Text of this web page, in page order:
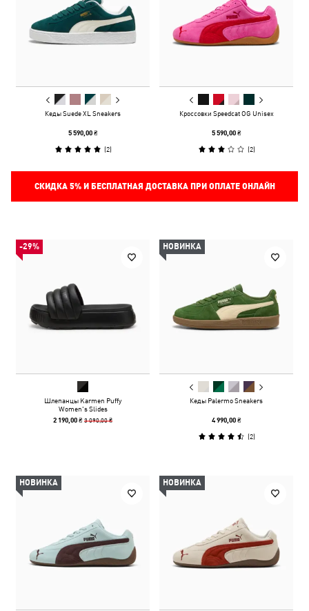
Кеды Suede XL Sneakers
5 590,00 ₴
(2)
Кроссовки Speedcat OG Unisex
5 590,00 ₴
(2)
СКИДКА 5%И БЕСПЛАТНАЯ ДОСТАВКА ПРИ ОПЛАТЕ ОНЛАЙН
-29%
Шлепанцы Karmen Puffy
Women's Slides
2 190,00 ₴3 090,00 ₴
НОВИНКА
Кеды Palermo Sneakers
4 990,00 ₴
(2)
НОВИНКА НОВИНКА